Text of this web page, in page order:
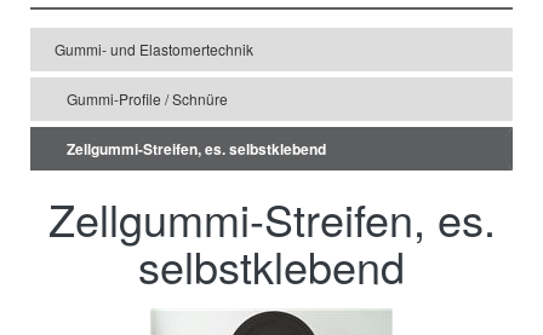
Gummi- und Elastomertechnik
Gummi-Profile / Schnüre
Zellgummi-Streifen, es. selbstklebend
Zellgummi-Streifen, es.
selbstklebend